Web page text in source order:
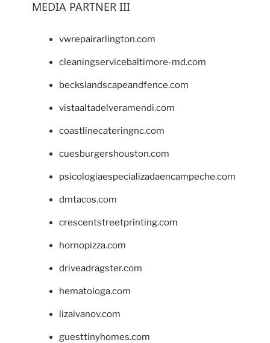
MEDIA PARTNER III
vwrepairarlington.com
cleaningservicebaltimore-md.com
beckslandscapeandfence.com
vistaaltadelveramendi.com
coastlinecateringnc.com
cuesburgershouston.com
psicologiaespecializadaencampeche.com
dmtacos.com
crescentstreetprinting.com
hornopizza.com
driveadragster.com
hematologa.com
lizaivanov.com
guesttinyhomes.com